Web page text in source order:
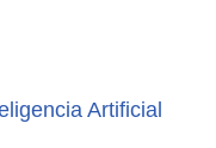
Artificial